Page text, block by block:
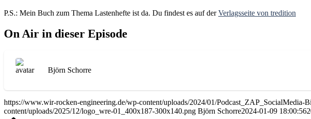
P.S.: Mein Buch zum Thema Lastenhefte ist da. Du findest es auf derVerlagsseite von tredition
On Air in dieser Episode
Björn Schorre
https://www.wir-rocken-engineering.de/wp-content/uploads/2024/01/Podcast_ZAP_SocialMedia-
content/uploads/2025/12/logo_wre-01_400x187-300x140.png Björn Schorre2024-01-09 18:00:56